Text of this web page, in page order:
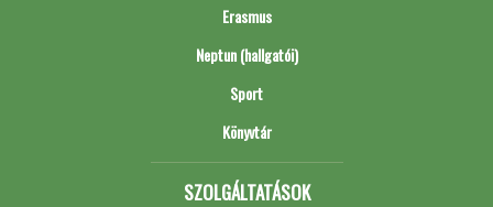
Erasmus
Neptun (hallgatói)
Sport
Könyvtár
SZOLGÁLTATÁSOK